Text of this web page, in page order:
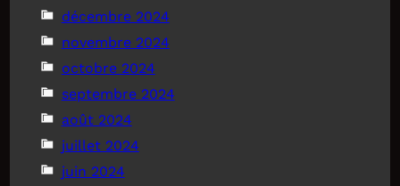
décembre 2024
novembre 2024
octobre 2024
septembre 2024
août 2024
juillet 2024
juin 2024